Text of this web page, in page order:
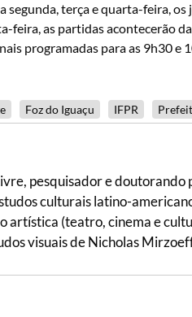
terça e quarta-feira, os
feira, as partidas acontecerão
programadas para as 9h30 e
Foz do Iguaçu IFPR
pesquisador e doutorando
culturais latino-
artística (teatro, cinema e
visuais de Nicholas